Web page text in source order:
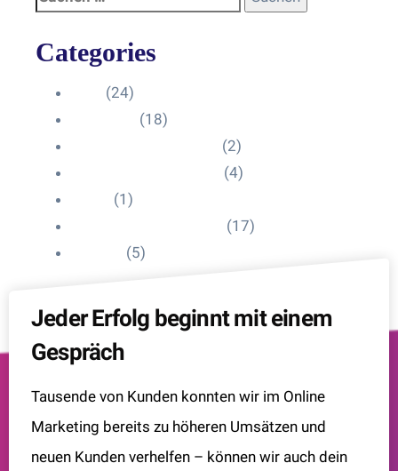
Categories
(24)
(18)
(2)
(4)
(1)
(17)
(5)
Jeder Erfolg beginnt mit einem
Gespräch
Tausende von Kunden konnten wir im Online
Marketing bereits zu höheren Umsätzen und
neuen Kunden verhelfen – können wir auch dein